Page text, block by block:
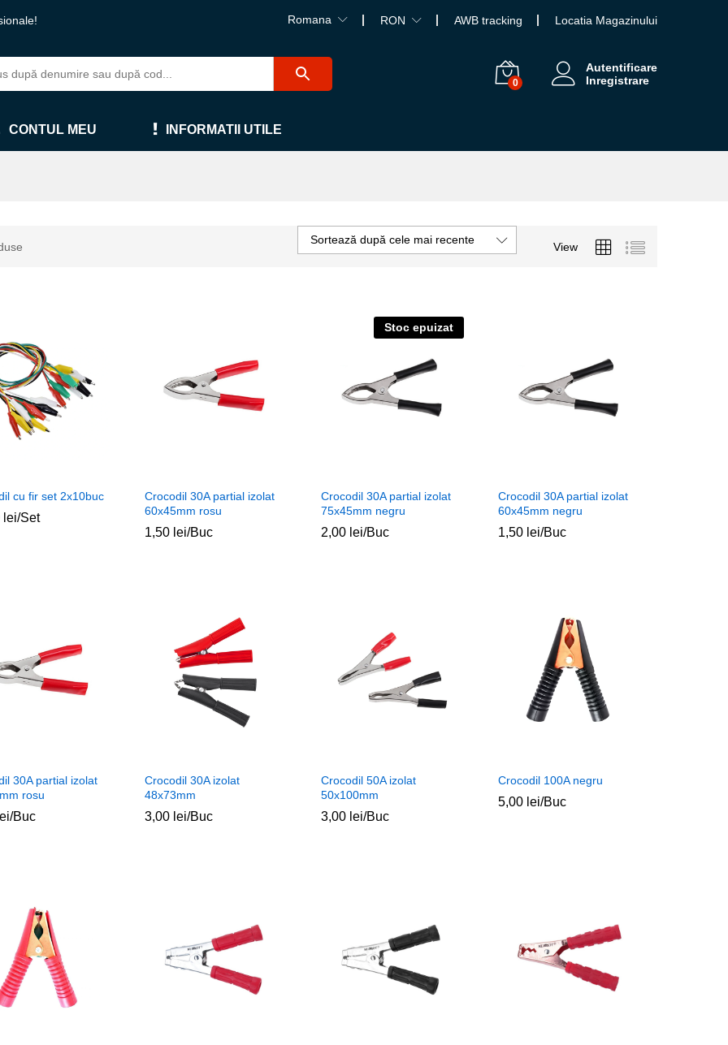
Romana RON AWB tracking Locatia Magazinului
0
Autentificare
Inregistrare
CONTUL MEU INFORMATII UTILE
View
Sortează după cele mai recente
cu fir set 2x10buc
lei/Set
lei
Crocodil 30A partial izolat
60x45mm rosu
1,50 lei/Buc
1,50 lei
Stoc epuizat
Crocodil 30A partial izolat
75x45mm negru
2,00 lei/Buc
2,00 lei
Crocodil 30A partial izolat
60x45mm negru
1,50 lei/Buc
1,50 lei
30A partial izolat
rosu
lei/Buc
lei
Crocodil 30A izolat
48x73mm
3,00 lei/Buc
3,00 lei
Crocodil 50A izolat
50x100mm
3,00 lei/Buc
3,00 lei
Crocodil 100A negru
5,00 lei/Buc
5,00 lei